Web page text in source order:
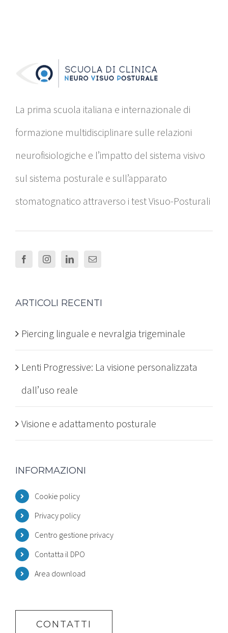
La prima scuola italiana e internazionale di
formazione multidisciplinare sulle relazioni
neurofisiologiche e l’impatto del sistema visivo
sul sistema posturale e sull’apparato
stomatognatico attraverso i test Visuo-Posturali
ARTICOLI RECENTI
Piercing linguale e nevralgia trigeminale
Lenti Progressive: La visione personalizzata
dall’uso reale
Visione e adattamento posturale
INFORMAZIONI
Cookie policy
Privacy policy
Centro gestione privacy
Contatta il DPO
Area download
CONTATTI